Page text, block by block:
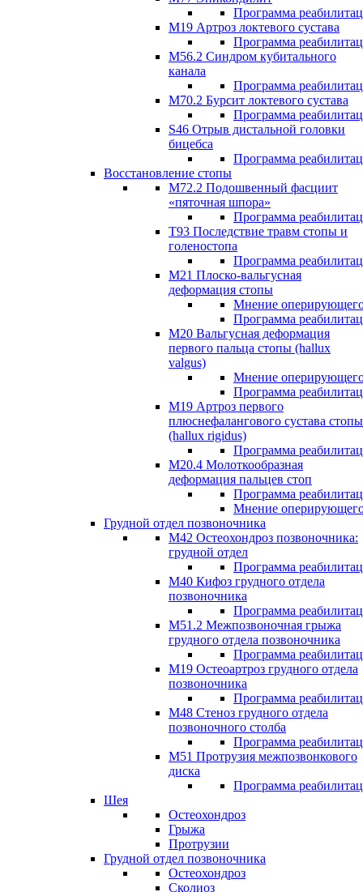
Программа
M19 Артроз локтевого сустава
Программа
М56.2 Синдром кубитального
канала
Программа
M70.2 Бурсит локтевого сустава
Программа
S46 Отрыв дистальной головки
бицебса
Программа
Восстановление стопы
М72.2 Подошвенный фасциит
«пяточная шпора»
Программа
Т93 Последствие травм стопы и
голеностопа
Программа
М21 Плоско-вальгусная
деформация стопы
Мнение
Программа
М20 Вальгусная деформация
первого пальца стопы (hallux
valgus)
Мнение
Программа
М19 Артроз первого
плюснефалангового сустава стопы
(hallux rigidus)
Программа
М20.4 Молоткообразная
деформация пальцев стоп
Программа
Мнение
Грудной отдел позвоночника
М42 Остеохондроз позвоночника:
грудной отдел
Программа
М40 Кифоз грудного отдела
позвоночника
Программа
M51.2 Межпозвоночная грыжа
грудного отдела позвоночника
Программа
М19 Остеоартроз грудного отдела
позвоночника
Программа
M48 Стеноз грудного отдела
позвоночного столба
Программа
М51 Протрузия межпозвонкового
диска
Программа
Шея
Остеохондроз
Грыжа
Протрузии
Грудной отдел позвоночника
Остеохондроз
Сколиоз